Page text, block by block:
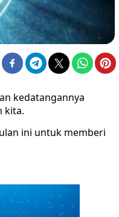
kedatangannya
kita.
ini untuk memberi